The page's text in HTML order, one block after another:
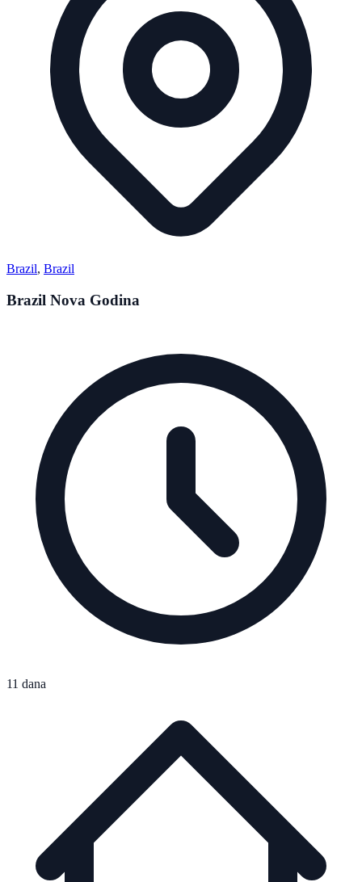
Brazil, Brazil
Brazil Nova Godina
11 dana